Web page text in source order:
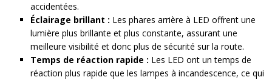
accidentées.
Éclairage brillant : Les phares arrière à LED offrent une
lumière plus brillante et plus constante, assurant une
meilleure visibilité et donc plus de sécurité sur la route.
Temps de réaction rapide : Les LED ont un temps de
réaction plus rapide que les lampes à incandescence, ce qui